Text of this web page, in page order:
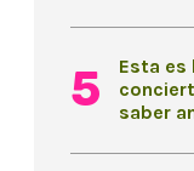
Esta es
saber